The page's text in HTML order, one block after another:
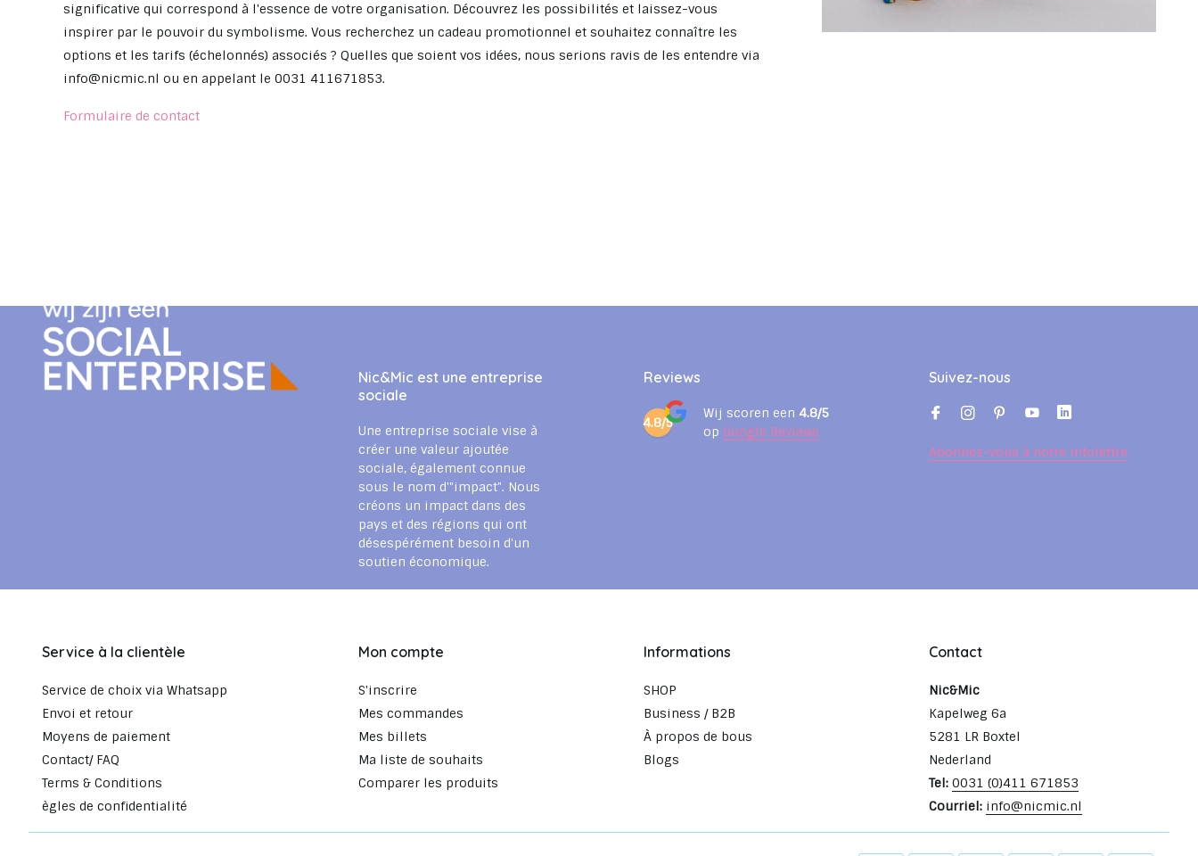
significative qui correspond à l'essence de votre organisation. Découvrez les possibilités et laissez-vous
inspirer par le pouvoir du symbolisme. Vous recherchez un cadeau promotionnel et souhaitez connaître les
options et les tarifs (échelonnés) associés ? Quelles que soient vos idées, nous serions ravis de les entendre via
info@nicmic.nl ou en appelant le 0031 411671853.
Formulaire de contact
Nic&Mic est une entreprise
sociale
Une entreprise sociale vise à
créer une valeur ajoutée
sociale, également connue
sous le nom d'"impact". Nous
créons un impact dans des
pays et des régions qui ont
désespérément besoin d'un
soutien économique.
Reviews
4.8/5
Wij scoren een 4.8/5
op Google Reviews
Suivez-nous
Abonnez-vous à notre infolettre
Service à la clientèle
Service de choix via Whatsapp
Envoi et retour
Moyens de paiement
Contact/ FAQ
Terms & Conditions
ègles de confidentialité
Mon compte
S'inscrire
Mes commandes
Mes billets
Ma liste de souhaits
Comparer les produits
Informations
SHOP
Business / B2B
À propos de bous
Blogs
Contact
Nic&Mic
Kapelweg 6a
5281 LR Boxtel
Nederland
Tel: 0031 (0)411 671853
Courriel: info@nicmic.nl